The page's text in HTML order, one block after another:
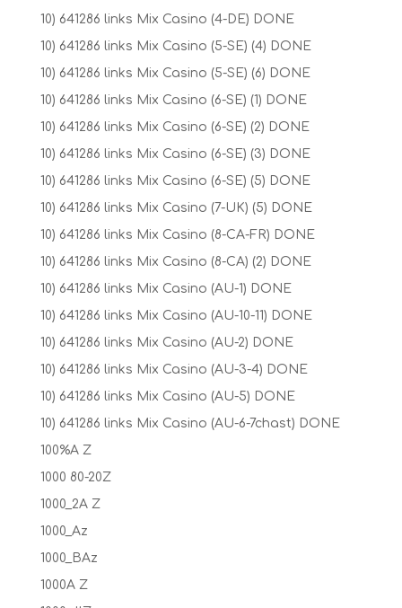
10) 641286 links Mix Casino (4-DE) DONE
10) 641286 links Mix Casino (5-SE) (4) DONE
10) 641286 links Mix Casino (5-SE) (6) DONE
10) 641286 links Mix Casino (6-SE) (1) DONE
10) 641286 links Mix Casino (6-SE) (2) DONE
10) 641286 links Mix Casino (6-SE) (3) DONE
10) 641286 links Mix Casino (6-SE) (5) DONE
10) 641286 links Mix Casino (7-UK) (5) DONE
10) 641286 links Mix Casino (8-CA-FR) DONE
10) 641286 links Mix Casino (8-CA) (2) DONE
10) 641286 links Mix Casino (AU-1) DONE
10) 641286 links Mix Casino (AU-10-11) DONE
10) 641286 links Mix Casino (AU-2) DONE
10) 641286 links Mix Casino (AU-3-4) DONE
10) 641286 links Mix Casino (AU-5) DONE
10) 641286 links Mix Casino (AU-6-7chast) DONE
100%A Z
1000 80-20Z
1000_2A Z
1000_Az
1000_BAz
1000A Z